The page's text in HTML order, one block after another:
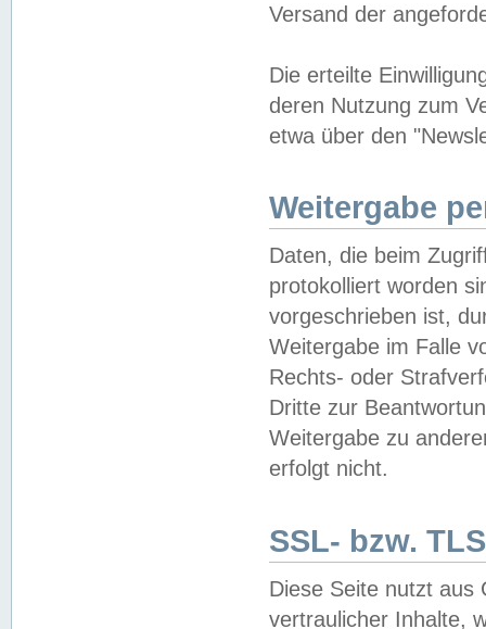
Versand der
Die erteilte
deren Nutzung zum
etwa über den
Weitergabe
Daten, die beim
protokolliert worden
vorgeschrieben ist,
Weitergabe im Falle
Rechts- oder
Dritte zur
Weitergabe zu
erfolgt nicht.
SSL- bzw.
Diese Seite nutzt aus
vertraulicher Inhalte,